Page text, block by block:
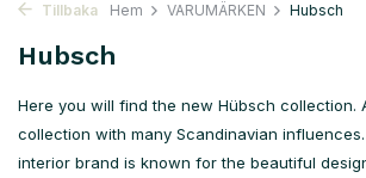
Tillbaka Hem VARUMÄRKEN Hubsch
Hubsch
Here you will find the new Hübsch collection.
collection with many Scandinavian
interior brand is known for the beautiful